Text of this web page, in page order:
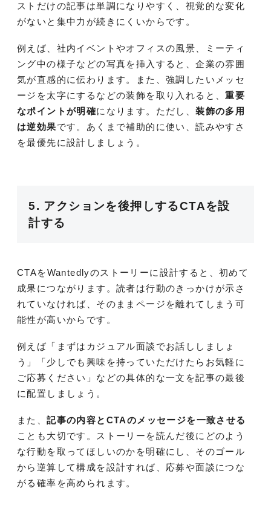
ストだけの記事は単調になりやすく、視覚的な変化
がないと集中力が続きにくいからです。
例えば、社内イベントやオフィスの風景、ミーティ
ング中の様子などの写真を挿入すると、企業の雰囲
気が直感的に伝わります。また、強調したいメッセ
ージを太字にするなどの装飾を取り入れると、重要
なポイントが明確になります。ただし、装飾の多用
は逆効果です。あくまで補助的に使い、読みやすさ
を最優先に設計しましょう。
5. アクションを後押しするCTAを設
計する
CTAをWantedlyのストーリーに設計すると、初めて
成果につながります。読者は行動のきっかけが示さ
れていなければ、そのままページを離れてしまう可
能性が高いからです。
例えば「まずはカジュアル面談でお話ししましょ
う」「少しでも興味を持っていただけたらお気軽に
ご応募ください」などの具体的な一文を記事の最後
に配置しましょう。
また、記事の内容とCTAのメッセージを一致させる
ことも大切です。ストーリーを読んだ後にどのよう
な行動を取ってほしいのかを明確にし、そのゴール
から逆算して構成を設計すれば、応募や面談につな
がる確率を高められます。